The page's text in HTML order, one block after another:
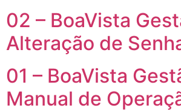
02 – BoaVista
Alteração de
01 – BoaVista
Manual de